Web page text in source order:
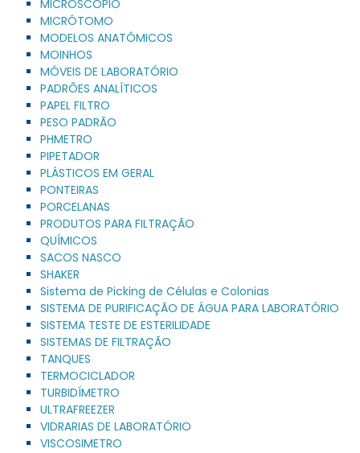
MICROSCÓPIO
MICRÓTOMO
MODELOS ANATÔMICOS
MOINHOS
MÓVEIS DE LABORATÓRIO
PADRÕES ANALÍTICOS
PAPEL FILTRO
PESO PADRÃO
PHMETRO
PIPETADOR
PLÁSTICOS EM GERAL
PONTEIRAS
PORCELANAS
PRODUTOS PARA FILTRAÇÃO
QUÍMICOS
SACOS NASCO
SHAKER
Sistema de Picking de Células e Colonias
SISTEMA DE PURIFICAÇÃO DE ÁGUA PARA LABORATÓRIO
SISTEMA TESTE DE ESTERILIDADE
SISTEMAS DE FILTRAÇÃO
TANQUES
TERMOCICLADOR
TURBIDÍMETRO
ULTRAFREEZER
VIDRARIAS DE LABORATÓRIO
VISCOSIMETRO